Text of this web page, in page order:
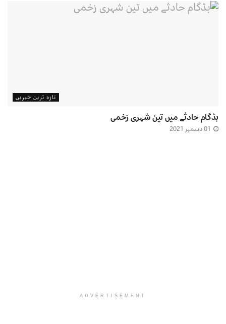
تازہ ترین خبریں
بڈگام حادثے میں تین شہری زخمی
ADVERTISEMENT